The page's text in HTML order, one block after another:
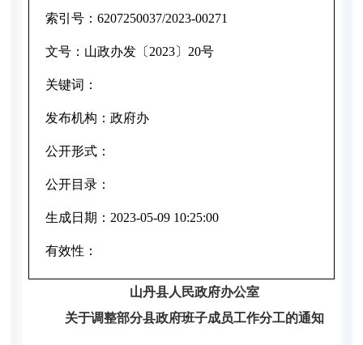
索引号： 6207250037/2023-00271
文号： 山政办发〔2023〕20号
关键词：
发布机构： 政府办
公开形式：
公开目录：
生成日期： 2023-05-09 10:25:00
有效性：
山丹县人民政府办公室
关于调整部分县政府班子成员工作分工的通知